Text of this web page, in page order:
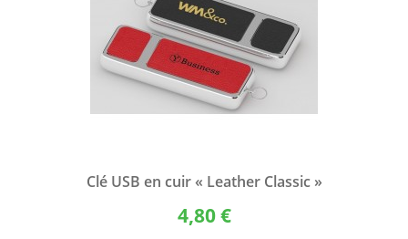
Clé USB en cuir « Leather Classic »
4,80 €